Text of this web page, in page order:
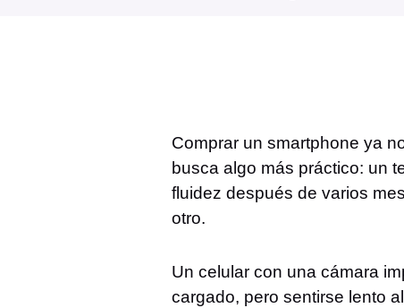
Comprar un smartphone ya
busca algo más práctico: un
fluidez después de varios
otro.
Un celular con una cámara
cargado, pero sentirse lento